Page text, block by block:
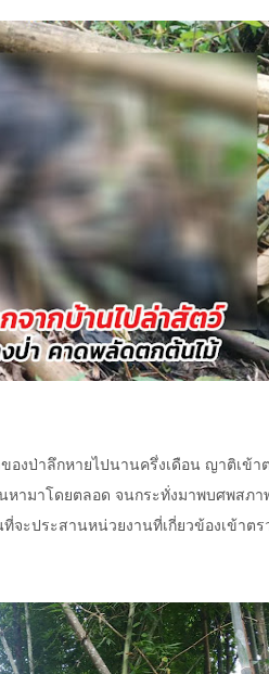
องป่าลึกหายไปนานครึ่งเดือน ญาติเข้า
ามาโดยตลอด จนกระทั่งมาพบศพสภา
ะประสานหน่วยงานที่เกี่ยวข้องเข้าตร